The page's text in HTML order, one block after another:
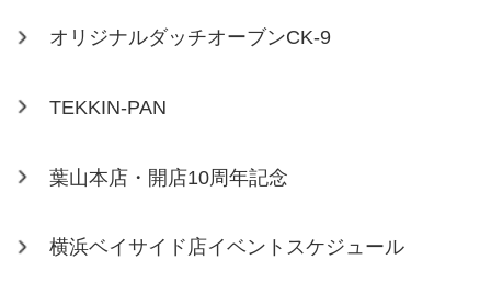
オリジナルダッチオーブンCK-9
TEKKIN-PAN
葉山本店・開店10周年記念
横浜ベイサイド店イベントスケジュール